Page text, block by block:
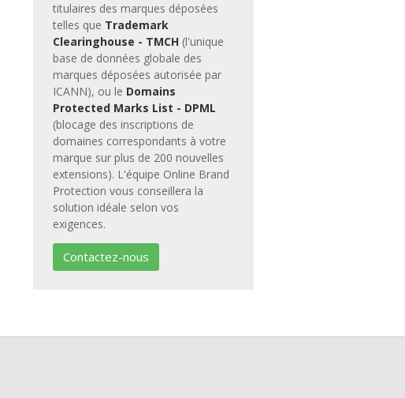
titulaires des marques déposées
telles que Trademark
Clearinghouse - TMCH (l'unique
base de données globale des
marques déposées autorisée par
ICANN), ou le Domains
Protected Marks List - DPML
(blocage des inscriptions de
domaines correspondants à votre
marque sur plus de 200 nouvelles
extensions). L'équipe Online Brand
Protection vous conseillera la
solution idéale selon vos
exigences.
Contactez-nous